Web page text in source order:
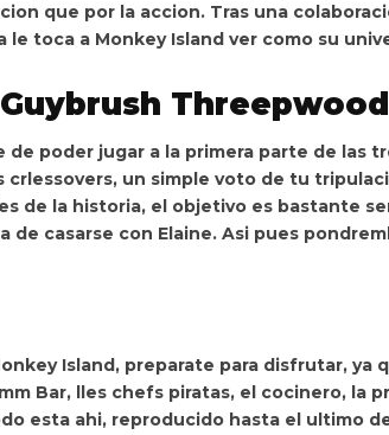
que por la accion. Tras una
le toca a Monkey Island ver como su
Threepwood
de poder jugar a la primera parte de las
crlessovers, un simple voto de tu
de la historia, el objetivo es bastante
de casarse con Elaine. Asi pues
Island, preparate para disfrutar, ya
Bar, lles chefs piratas, el cocinero, la
esta ahi, reproducido hasta el ultimo